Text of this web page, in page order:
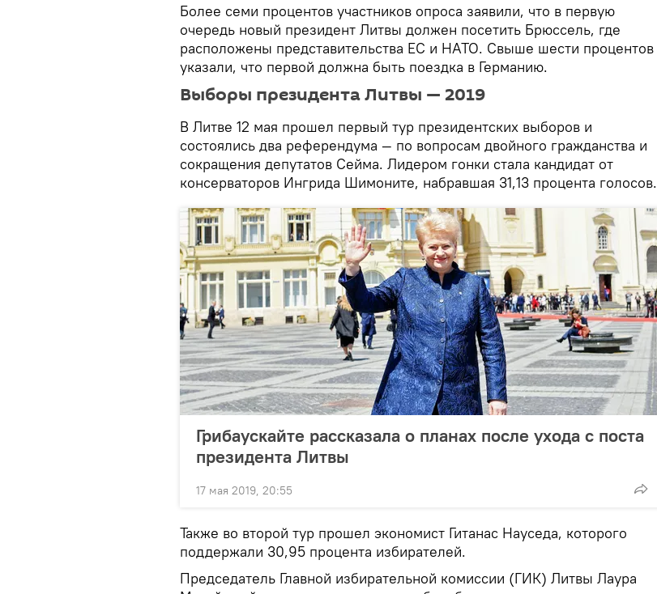
Более семи процентов участников опроса заявили, что в первую
очередь новый президент Литвы должен посетить Брюссель, где
расположены представительства ЕС и НАТО. Свыше шести процентов
указали, что первой должна быть поездка в Германию.
Выборы президента Литвы — 2019
В Литве 12 мая прошел первый тур президентских выборов и
состоялись два референдума — по вопросам двойного гражданства и
сокращения депутатов Сейма. Лидером гонки стала кандидат от
консерваторов Ингрида Шимоните, набравшая 31,13 процента голосов.
Грибаускайте рассказала о планах после ухода с поста
президента Литвы
17 мая 2019, 20:55
Также во второй тур прошел экономист Гитанас Науседа, которого
поддержали 30,95 процента избирателей.
Председатель Главной избирательной комиссии (ГИК) Литвы Лаура